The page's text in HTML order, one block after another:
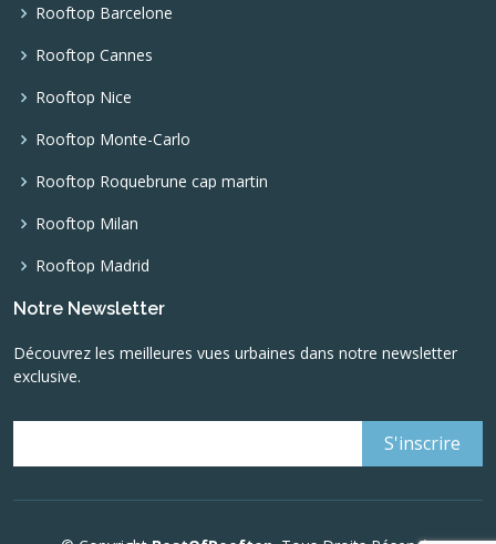
Rooftop Barcelone
Rooftop Cannes
Rooftop Nice
Rooftop Monte-Carlo
Rooftop Roquebrune cap martin
Rooftop Milan
Rooftop Madrid
Notre Newsletter
Découvrez les meilleures vues urbaines dans notre newsletter
exclusive.